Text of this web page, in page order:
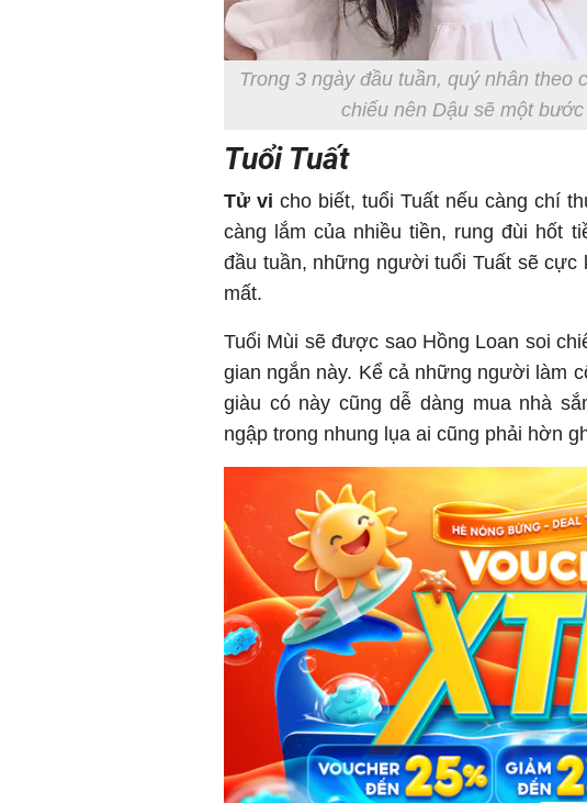
Trong 3 ngày đầu tuần, quý nhân theo
chiếu nên Dậu sẽ một
Tuổi Tuất
Tử vi cho biết, tuổi Tuất nếu càng chí
càng lắm của nhiều tiền, rung đùi hốt
đầu tuần, những người tuổi Tuất sẽ cực
mất.
Tuổi Mùi sẽ được sao Hồng Loan soi
gian ngắn này. Kể cả những người làm
giàu có này cũng dễ dàng mua nhà
ngập trong nhung lụa ai cũng phải hờn